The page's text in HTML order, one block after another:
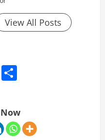
View All Posts
Telegram